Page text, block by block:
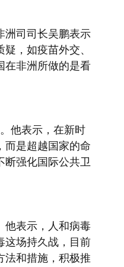
司司长吴鹏表示
，如疫苗外交、
在非洲所做的是看
他表示，在新时
而是超越国家的命
断强化国际公共卫
表示，人和病毒
这场持久战，目前
法和措施，积极推